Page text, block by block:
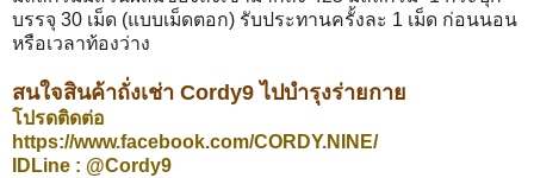
บรรจุ 30 เม็ด (แบบเม็ดตอก) รับประทานครั้งละ 1 เม็ด ก่อนนอน
หรือเวลาท้องว่าง
สนใจสินค้าถั่งเช่า Cordy9 ไปบำรุงร่ายกาย
โปรดติดต่อ
https://www.facebook.com/CORDY.NINE/
IDLine : @Cordy9